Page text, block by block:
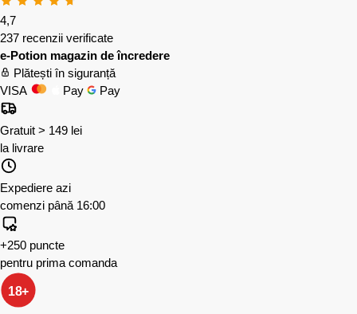
4,7
237 recenzii verificate
e-Potion magazin de încredere
Plătești în siguranță
VISA
Pay Pay
Gratuit > 149 lei
la livrare
Expediere azi
comenzi până 16:00
+250 puncte
pentru prima comanda
18+